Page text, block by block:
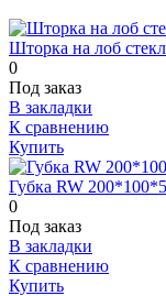
Шторка на лоб
0
Под заказ
В закладки
К сравнению
Купить
Губка RW
0
Под заказ
В закладки
К сравнению
Купить